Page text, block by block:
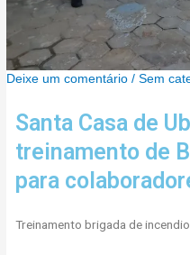
Deixe um comentário /Sem
Santa Casa de
treinamento de
para
Treinamento brigada de incendio.